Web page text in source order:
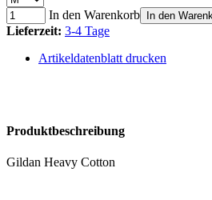
In den Warenkorb In den
Lieferzeit: 3-4 Tage
Artikeldatenblatt drucken
Produktbeschreibung
Gildan Heavy Cotton